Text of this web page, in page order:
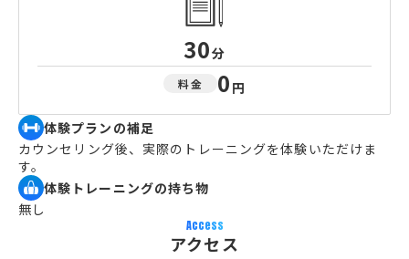
30分
料金 0 円
体験プランの補足
カウンセリング後、実際のトレーニングを体験いただけま
す。
体験トレーニングの持ち物
無し
Access
アクセス